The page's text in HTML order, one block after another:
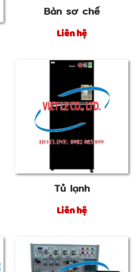
Bàn sơ chế
Liên hệ
Tủ lạnh
Liên hệ